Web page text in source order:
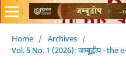
Home / Archives /
Vol. 5 No. 1 (2026): जम्बूद्वीप - the